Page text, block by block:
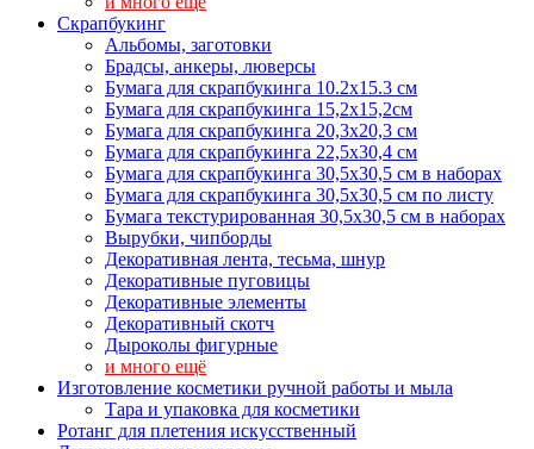
Скрапбукинг
Альбомы, заготовки
Брадсы, анкеры, люверсы
Бумага для скрапбукинга 10.2х15.3 см
Бумага для скрапбукинга 15,2х15,2см
Бумага для скрапбукинга 20,3х20,3 см
Бумага для скрапбукинга 22,5х30,4 см
Бумага для скрапбукинга 30,5х30,5 см в наборах
Бумага для скрапбукинга 30,5х30,5 см по листу
Бумага текстурированная 30,5х30,5 см в наборах
Вырубки, чипборды
Декоративная лента, тесьма, шнур
Декоративные пуговицы
Декоративные элементы
Декоративный скотч
Дыроколы фигурные
и много ещё
Изготовление косметики ручной работы и мыла
Тара и упаковка для косметики
Ротанг для плетения искусственный